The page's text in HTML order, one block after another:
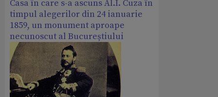
Casa în care s-a ascuns Al.I. Cuza în
timpul alegerilor din 24 ianuarie
1859, un monument aproape
necunoscut al Bucureștiului